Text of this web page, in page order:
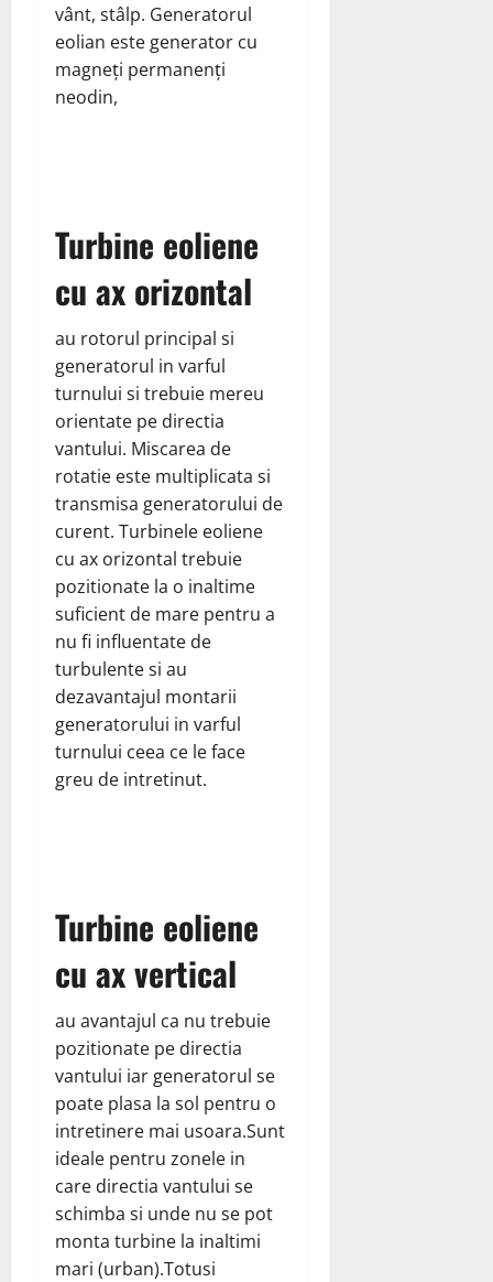
vânt, stâlp. Generatorul
eolian este generator cu
magneți permanenți
neodin,
Turbine eoliene
cu ax orizontal
au rotorul principal si
generatorul in varful
turnului si trebuie mereu
orientate pe directia
vantului. Miscarea de
rotatie este multiplicata si
transmisa generatorului de
curent. Turbinele eoliene
cu ax orizontal trebuie
pozitionate la o inaltime
suficient de mare pentru a
nu fi influentate de
turbulente si au
dezavantajul montarii
generatorului in varful
turnului ceea ce le face
greu de intretinut.
Turbine eoliene
cu ax vertical
au avantajul ca nu trebuie
pozitionate pe directia
vantului iar generatorul se
poate plasa la sol pentru o
intretinere mai usoara.Sunt
ideale pentru zonele in
care directia vantului se
schimba si unde nu se pot
monta turbine la inaltimi
mari (urban).Totusi